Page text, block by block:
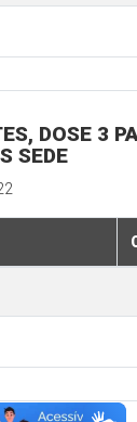
DOSE 3
SEDE